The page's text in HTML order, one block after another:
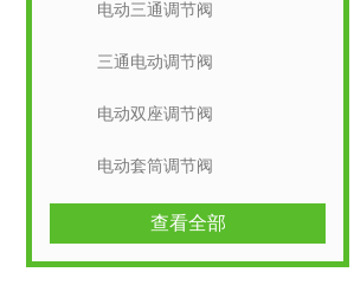
电动三通调节阀
三通电动调节阀
电动双座调节阀
电动套筒调节阀
查看全部